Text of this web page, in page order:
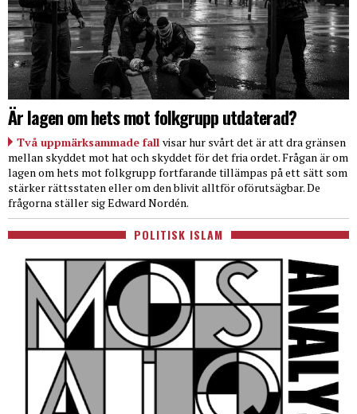
Är lagen om hets mot folkgrupp utdaterad?
Två uppmärksammade fall visar hur svårt det är att dra gränsen
mellan skyddet mot hat och skyddet för det fria ordet. Frågan är om
lagen om hets mot folkgrupp fortfarande tillämpas på ett sätt som
stärker rättsstaten eller om den blivit alltför oförutsägbar. De
frågorna ställer sig Edward Nordén.
POLITISK ISLAM